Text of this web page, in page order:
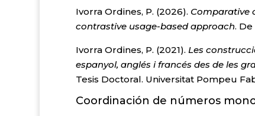
Ivorra Ordines, P. (2026). Comparative
contrastive usage-based approach.
Ivorra Ordines, P. (2021). Les
espanyol, anglés i francés des de les
Tesis Doctoral. Universitat Pompeu
Coordinación de números